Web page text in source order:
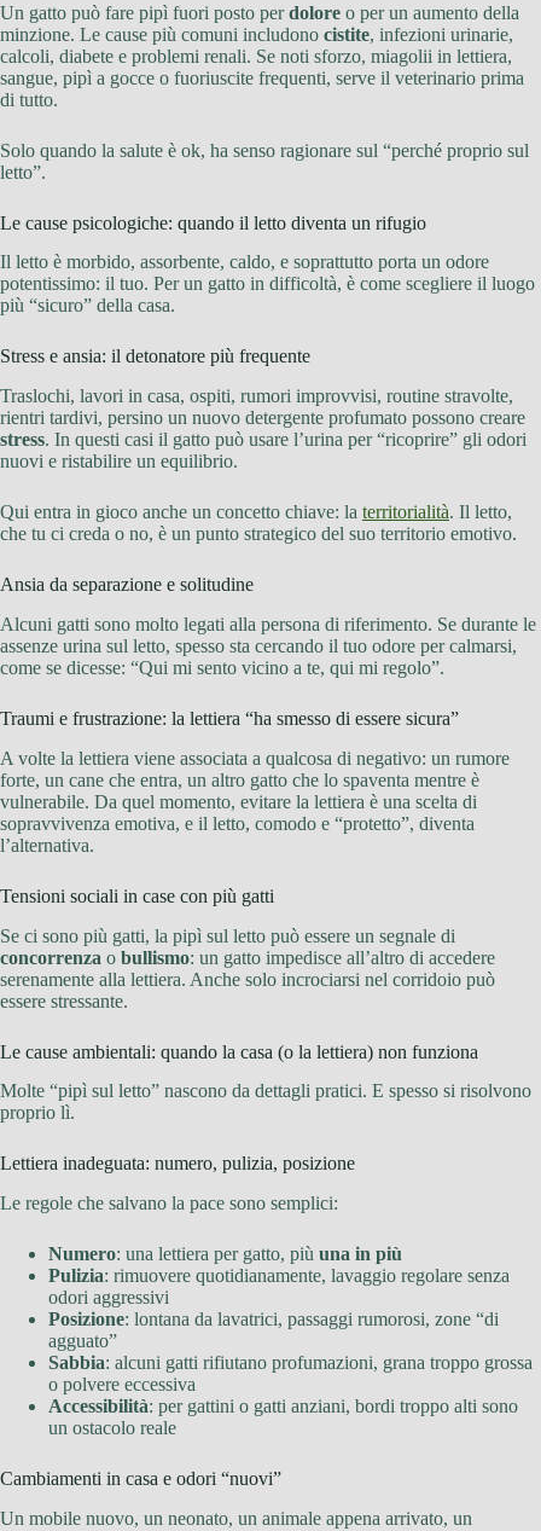
Un gatto può fare pipì fuori posto perdolore o per un aumento della
minzione. Le cause più comuni includono cistite, infezioni urinarie,
calcoli, diabete e problemi renali. Se noti sforzo, miagolii in lettiera,
sangue, pipì a gocce o fuoriuscite frequenti, serve il veterinario prima
di tutto.
Solo quando la salute è ok, ha senso ragionare sul “perché proprio sul
letto”.
Le cause psicologiche: quando il letto diventa un rifugio
Il letto è morbido, assorbente, caldo, e soprattutto porta un odore
potentissimo: il tuo. Per un gatto in difficoltà, è come scegliere il luogo
più “sicuro” della casa.
Stress e ansia: il detonatore più frequente
Traslochi, lavori in casa, ospiti, rumori improvvisi, routine stravolte,
rientri tardivi, persino un nuovo detergente profumato possono creare
stress. In questi casi il gatto può usare l’urina per “ricoprire” gli odori
nuovi e ristabilire un equilibrio.
Qui entra in gioco anche un concetto chiave: la territorialità. Il letto,
che tu ci creda o no, è un punto strategico del suo territorio emotivo.
Ansia da separazione e solitudine
Alcuni gatti sono molto legati alla persona di riferimento. Se durante le
assenze urina sul letto, spesso sta cercando il tuo odore per calmarsi,
come se dicesse: “Qui mi sento vicino a te, qui mi regolo”.
Traumi e frustrazione: la lettiera “ha smesso di essere sicura”
A volte la lettiera viene associata a qualcosa di negativo: un rumore
forte, un cane che entra, un altro gatto che lo spaventa mentre è
vulnerabile. Da quel momento, evitare la lettiera è una scelta di
sopravvivenza emotiva, e il letto, comodo e “protetto”, diventa
l’alternativa.
Tensioni sociali in case con più gatti
Se ci sono più gatti, la pipì sul letto può essere un segnale di
concorrenza o bullismo: un gatto impedisce all’altro di accedere
serenamente alla lettiera. Anche solo incrociarsi nel corridoio può
essere stressante.
Le cause ambientali: quando la casa (o la lettiera) non funziona
Molte “pipì sul letto” nascono da dettagli pratici. E spesso si risolvono
proprio lì.
Lettiera inadeguata: numero, pulizia, posizione
Le regole che salvano la pace sono semplici:
Numero: una lettiera per gatto, più una in più
Pulizia: rimuovere quotidianamente, lavaggio regolare senza
odori aggressivi
Posizione: lontana da lavatrici, passaggi rumorosi, zone “di
agguato”
Sabbia: alcuni gatti rifiutano profumazioni, grana troppo grossa
o polvere eccessiva
Accessibilità: per gattini o gatti anziani, bordi troppo alti sono
un ostacolo reale
Cambiamenti in casa e odori “nuovi”
Un mobile nuovo, un neonato, un animale appena arrivato, un